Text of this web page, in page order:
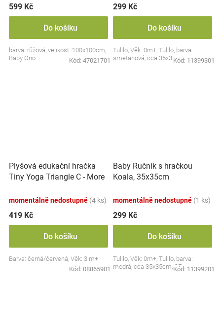
599 Kč
Do košíku
barva: růžová, velikost: 100x100cm,
Baby Ono
Kód: 47021701
299 Kč
Do košíku
Tulilo, Věk: 0m+, Tulilo, barva:
smetanová, cca 35x35cm, CE
Kód: 11399301
Plyšová edukační hračka
Tiny Yoga Triangle C - More
BabyOno
momentálně nedostupné (4 ks)
419 Kč
Do košíku
Barva: černá/červená, Věk: 3 m+
Kód: 08865901
Baby Ručník s hračkou
Koala, 35x35cm
momentálně nedostupné (1 ks)
299 Kč
Do košíku
Tulilo, Věk: 0m+, Tulilo, barva:
modrá, cca 35x35cm, CE
Kód: 11399201